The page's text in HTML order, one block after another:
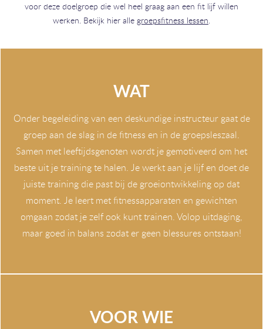
voor deze doelgroep die wel heel graag aan een fit lijf willen
werken. Bekijk hier alle groepsfitness lessen.
WAT
Onder begeleiding van een deskundige instructeur gaat de
groep aan de slag in de fitness en in de groepsleszaal.
Samen met leeftijdsgenoten wordt je gemotiveerd om het
beste uit je training te halen. Je werkt aan je lijf en doet de
juiste training die past bij de groeiontwikkeling op dat
moment. Je leert met fitnessapparaten en gewichten
omgaan zodat je zelf ook kunt trainen. Volop uitdaging,
maar goed in balans zodat er geen blessures ontstaan!
VOOR WIE